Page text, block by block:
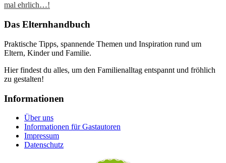
mal ehrlich…!
Das Elternhandbuch
Praktische Tipps, spannende Themen und Inspiration rund um
Eltern, Kinder und Familie.
Hier findest du alles, um den Familienalltag entspannt und fröhlich
zu gestalten!
Informationen
Über uns
Informationen für Gastautoren
Impressum
Datenschutz